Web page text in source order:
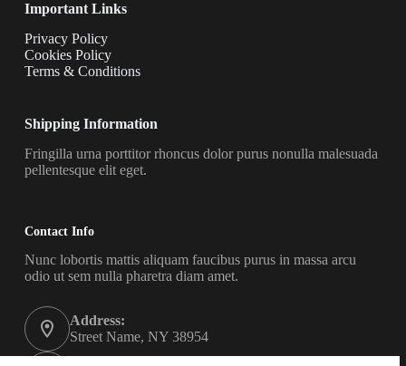
Important Links
Privacy Policy
Cookies Policy
Terms & Conditions
Shipping Information
Fringilla urna porttitor rhoncus dolor purus nonulla malesuada
pellentesque elit eget.
Contact Info
Nunc lobortis mattis aliquam faucibus purus in massa arcu
odio ut sem nulla pharetra diam amet.
Address:
Street Name, NY 38954